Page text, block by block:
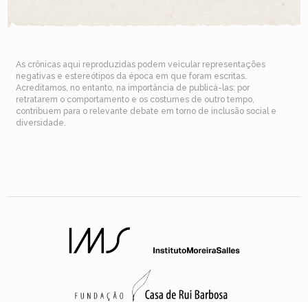
As crônicas aqui reproduzidas podem veicular representações
negativas e estereótipos da época em que foram escritas.
Acreditamos, no entanto, na importância de publicá-las: por
retratarem o comportamento e os costumes de outro tempo,
contribuem para o relevante debate em torno de inclusão social e
diversidade.